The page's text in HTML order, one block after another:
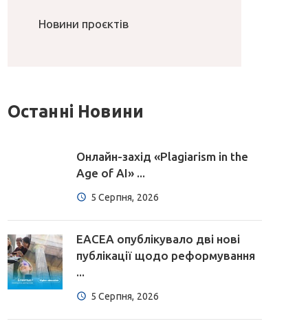
Новини проєктів
Останні Новини
Онлайн-захід «Plagiarism in the
Age of AI» ...
5 Серпня, 2026
EACEA опублікувало дві нові
публікації щодо реформування
...
5 Серпня, 2026